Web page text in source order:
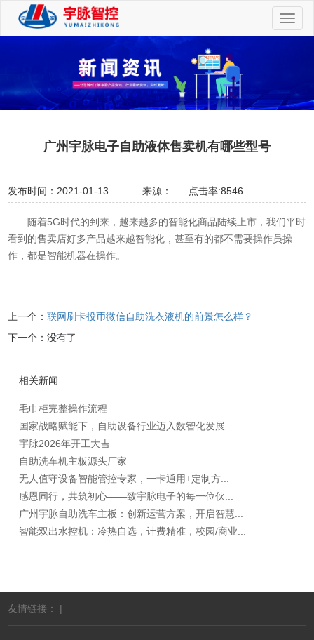
切
换
广州宇脉电子自助液体售卖机有哪些型号
发布时间：2021-01-13 来源： 点击率:8546
随着5G时代的到来，越来越多的智能化商品陆续上市，我们平时
看到的售卖店好多产品越来越智能化，甚至有的都不需要操作员操
作，都是智能机器在操作。
上一个：联网刷卡投币微信自助洗衣液机的前景怎么样？
下一个：没有了
相关新闻
毛巾柜完整操作流程
国家战略赋能下，自助设备行业迈入数智化发展...
宇脉2026年开工大吉
自助洗车机主板源头厂家
无人值守设备智能管控专家，一卡通用+定制方...
感恩同行，共筑初心——致宇脉电子的每一位伙...
广州宇脉自助洗车主板：创新运营方案，开启智慧...
智能双出水控机：冷热自选，计费精准，校园/商业...
友情链接： |